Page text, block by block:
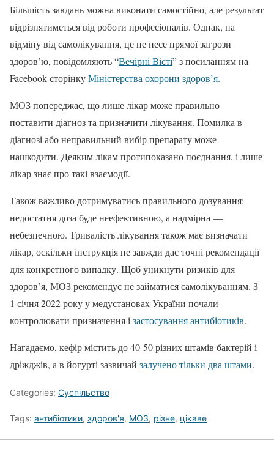
Більшість завдань можна виконати самостійно, але результат
відрізнятиметься від роботи професіоналів. Однак, на
відміну від самолікування, це не несе прямої загрози
здоров’ю, повідомляють “Вечірні Вісті” з посиланням на
Facebook-сторінкуМіністерства охорони здоров’я.
МОЗ попереджає, що лише лікар може правильно
поставити діагноз та призначити лікування. Помилка в
діагнозі або неправильний вибір препарату може
нашкодити. Деяким лікам протипоказано поєднання, і лише
лікар знає про такі взаємодії.
Також важливо дотримуватись правильного дозування:
недостатня доза буде неефективною, а надмірна —
небезпечною. Тривалість лікування також має визначати
лікар, оскільки інструкція не завжди дає точні рекомендації
для конкретного випадку. Щоб уникнути ризиків для
здоров’я, МОЗ рекомендує не займатися самолікуванням. З
1 січня 2022 року у медустановах України почали
контролювати призначення і застосування антибіотиків.
Нагадаємо, кефір містить до 40-50 різних штамів бактерій і
дріжджів, а в йогурті зазвичай залучено тільки два штами.
Categories: Суспільство
Tags: антибіотики, здоров'я, МОЗ, різне, цікаве